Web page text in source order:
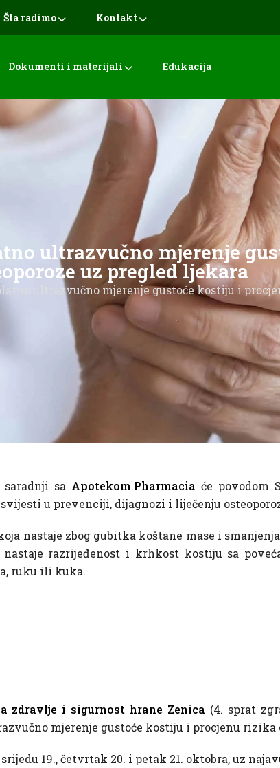
Šta radimo Kontakt
Dokumenti i materijali Edukacija
ultrazvučno mjerenje
uz pregled ljekara
ultrazvučno mjerenje gustoće kostiju i
sa Apotekom Pharmacia će povodom
u prevenciji, dijagnozi i liječenju
nastaje zbog gubitka koštane mase i
razrijeđenost i krhkost kostiju sa
ruku ili kuka.
zdravlje i sigurnost hrane Zenica (4. sprat
mjerenje gustoće kostiju i procjenu rizika
19., četvrtak 20. i petak 21. oktobra, uz